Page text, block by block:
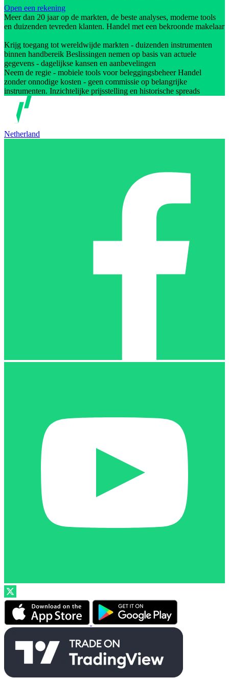
Open een rekening
Meer dan 20 jaar op de markten, de beste analyses, moderne tools
en duizenden tevreden klanten. Handel met een bekroonde makelaar
Krijg toegang tot wereldwijde markten - duizenden instrumenten
binnen handbereik Beslissingen nemen op basis van actuele
gegevens - dagelijkse kansen en aanbevelingen
Neem de regie - mobiele tools voor beleggingsbeheer Handel
zonder onnodige kosten - geen commissie op belangrijke
instrumenten. Inzichtelijke prijsstelling en historische spreads
Netherland